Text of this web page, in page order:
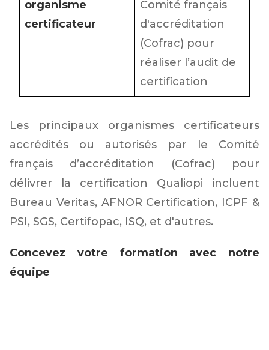
organisme
certificateur
Comité français
d'accréditation
(Cofrac) pour
réaliser l’audit de
certification
Les principaux organismes certificateurs
accrédités ou autorisés par le Comité
français d’accréditation (Cofrac) pour
délivrer la certification Qualiopi incluent
Bureau Veritas, AFNOR Certification, ICPF &
PSI, SGS, Certifopac, ISQ, et d'autres.
Concevez votre formation avec notre
équipe